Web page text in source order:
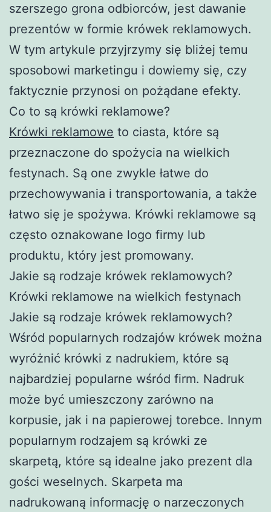
szerszego grona odbiorców, jest dawanie
prezentów w formie krówek reklamowych.
W tym artykule przyjrzymy się bliżej temu
sposobowi marketingu i dowiemy się, czy
faktycznie przynosi on pożądane efekty.
Co to są krówki reklamowe?
Krówki reklamowe to ciasta, które są
przeznaczone do spożycia na wielkich
festynach. Są one zwykle łatwe do
przechowywania i transportowania, a także
łatwo się je spożywa. Krówki reklamowe są
często oznakowane logo firmy lub
produktu, który jest promowany.
Jakie są rodzaje krówek reklamowych?
Krówki reklamowe na wielkich festynach
Jakie są rodzaje krówek reklamowych?
Wśród popularnych rodzajów krówek można
wyróżnić krówki z nadrukiem, które są
najbardziej popularne wśród firm. Nadruk
może być umieszczony zarówno na
korpusie, jak i na papierowej torebce. Innym
popularnym rodzajem są krówki ze
skarpetą, które są idealne jako prezent dla
gości weselnych. Skarpeta ma
nadrukowaną informację o narzeczonych